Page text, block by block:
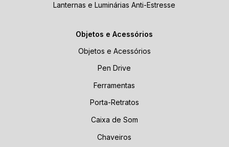
Lanternas e Luminárias Anti-Estresse
Objetos e Acessórios
Objetos e Acessórios
Pen Drive
Ferramentas
Porta-Retratos
Caixa de Som
Chaveiros